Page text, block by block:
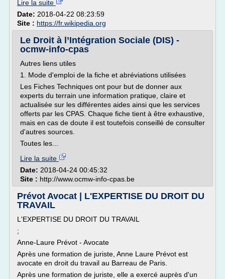
Lire la suite
Date: 2018-04-22 08:23:59
Site : https://fr.wikipedia.org
Le Droit à l’Intégration Sociale (DIS) -
ocmw-info-cpas
Autres liens utiles
1. Mode d'emploi de la fiche et abréviations utilisées
Les Fiches Techniques ont pour but de donner aux
experts du terrain une information pratique, claire et
actualisée sur les différentes aides ainsi que les services
offerts par les CPAS. Chaque fiche tient à être exhaustive,
mais en cas de doute il est toutefois conseillé de consulter
d'autres sources.
Toutes les...
Lire la suite
Date: 2018-04-24 00:45:32
Site : http://www.ocmw-info-cpas.be
Prévot Avocat | L'EXPERTISE DU DROIT DU
TRAVAIL
L'EXPERTISE DU DROIT DU TRAVAIL
;
Anne-Laure Prévot - Avocate
Après une formation de juriste, Anne Laure Prévot est
avocate en droit du travail au Barreau de Paris.
Après une formation de juriste, elle a exercé auprès d'un